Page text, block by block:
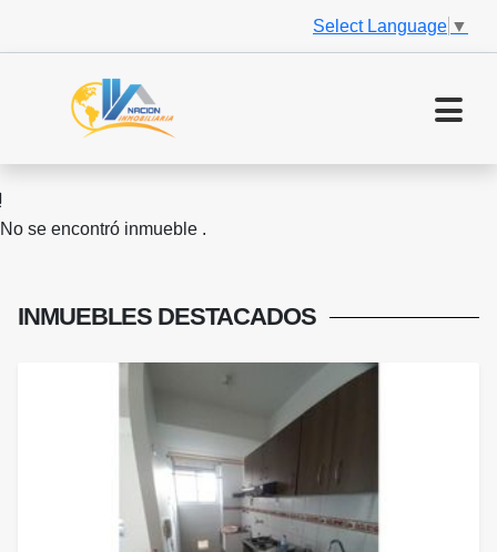
Select Language ▼
No se encontró inmueble .
INMUEBLES DESTACADOS